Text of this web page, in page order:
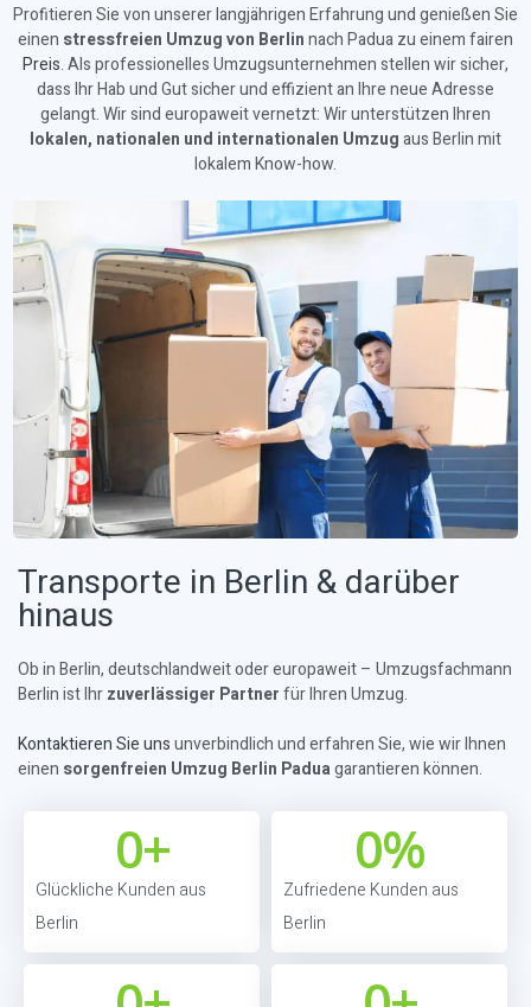
Profitieren Sie von unserer langjährigen Erfahrung und genießen Sie
einen stressfreien Umzug von Berlinnach Padua zu einem fairen
Preis. Als professionelles Umzugsunternehmen stellen wir sicher,
dass Ihr Hab und Gut sicher und effizient an Ihre neue Adresse
gelangt. Wir sind europaweit vernetzt: Wir unterstützen Ihren
lokalen, nationalen und internationalen Umzugaus Berlin mit
lokalem Know-how.
Transporte in Berlin & darüber
hinaus
Ob in Berlin, deutschlandweit oder europaweit – Umzugsfachmann
Berlin ist Ihrzuverlässiger Partnerfür Ihren Umzug.
Kontaktieren Sie unsunverbindlich und erfahren Sie, wie wir Ihnen
einen sorgenfreien Umzug Berlin Paduagarantieren können.
Glückliche Kunden aus
Berlin
0+
Zufriedene Kunden aus
Berlin
0%